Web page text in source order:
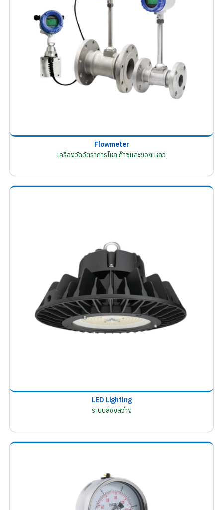
Flowmeter
เครื่องวัดอัตราการไหล ก๊าซและของเหลว
LED Lighting
ระบบส่องสว่าง